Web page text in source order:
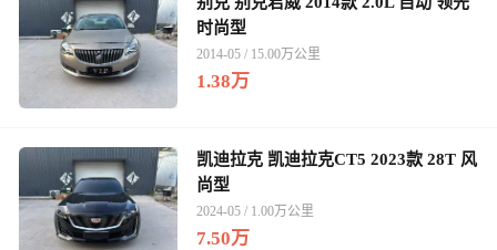
时尚型
2014-05 / 15.00万公里
1.38万
凯迪拉克 凯迪拉克CT5 2023款 28T 风
尚型
2024-05 / 1.00万公里
7.50万